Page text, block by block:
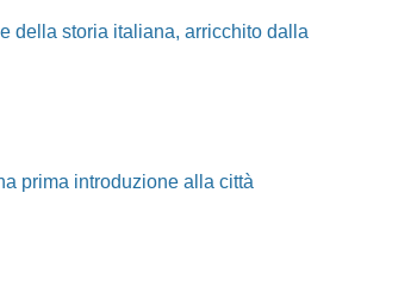
della storia italiana, arricchito dalla
prima introduzione alla città